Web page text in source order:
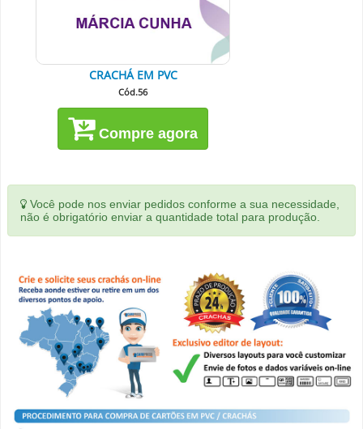
CRACHÁ EM PVC
Cód.56
Compre agora
Você pode nos enviar pedidos conforme a sua necessidade,
não é obrigatório enviar a quantidade total para produção.